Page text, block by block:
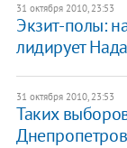
31 октября 2010, 23:53
​Экзит-полы:
лидирует
31 октября 2010, 23:53
Таких